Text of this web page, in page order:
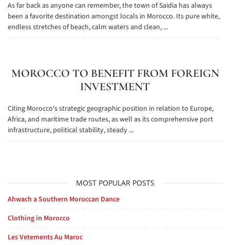
As far back as anyone can remember, the town of Saidia has always
been a favorite destination amongst locals in Morocco. Its pure white,
endless stretches of beach, calm waters and clean, ...
MOROCCO TO BENEFIT FROM FOREIGN
INVESTMENT
Citing Morocco's strategic geographic position in relation to Europe,
Africa, and maritime trade routes, as well as its comprehensive port
infrastructure, political stability, steady ...
MOST POPULAR POSTS
Ahwach a Southern Moroccan Dance
Clothing in Morocco
Les Vetements Au Maroc